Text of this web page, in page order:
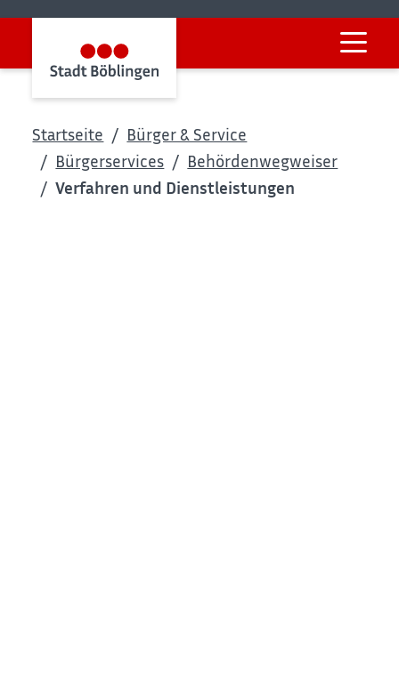
Startseite
Bürger & Service
Bürgerservices
Behördenwegweiser
Verfahren und Dienstleistungen